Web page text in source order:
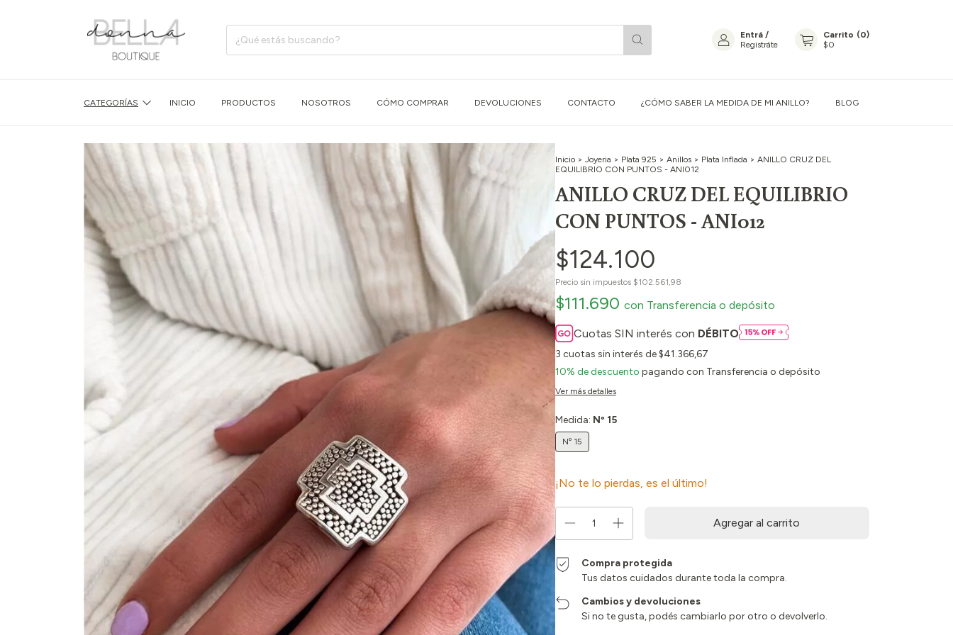
Entrá /
Registráte
Carrito (0)
$0
CATEGORÍAS INICIO PRODUCTOS NOSOTROS CÓMO COMPRAR DEVOLUCIONES CONTACTO ¿CÓMO SABER LA MEDIDA DE MI ANILLO? BLOG
Inicio > Joyeria > Plata 925 > Anillos > Plata Inflada > ANILLO CRUZ DEL
EQUILIBRIO CON PUNTOS - ANI012
ANILLO CRUZ DEL EQUILIBRIO
CON PUNTOS - ANI012
$124.100
Precio sin impuestos $102.561,98
$111.690 con Transferencia o depósito
Cuotas SIN interés con DÉBITO
3 cuotas sin interés de$41.366,67
10% de descuento pagando con Transferencia o depósito
Ver más detalles
Medida: Nº 15
Nº 15
¡No te lo pierdas, es el último!
Compra protegida
Tus datos cuidados durante toda la compra.
Cambios y devoluciones
Si no te gusta, podés cambiarlo por otro o devolverlo.